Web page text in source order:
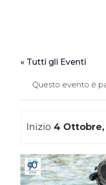
« Tutti gli Eventi
Questo evento è
4